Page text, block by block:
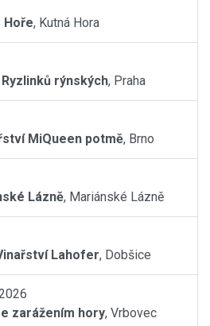
Hoře, Kutná Hora
rýnských, Praha
MiQueen potmě, Brno
Lázně, Mariánské Lázně
Lahofer, Dobšice
zarážením hory, Vrbovec